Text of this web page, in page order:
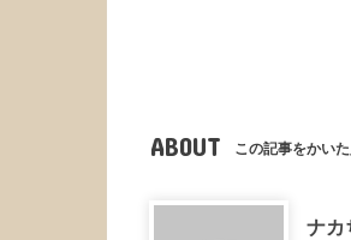
ABOUT この記事をかいた
ナカ